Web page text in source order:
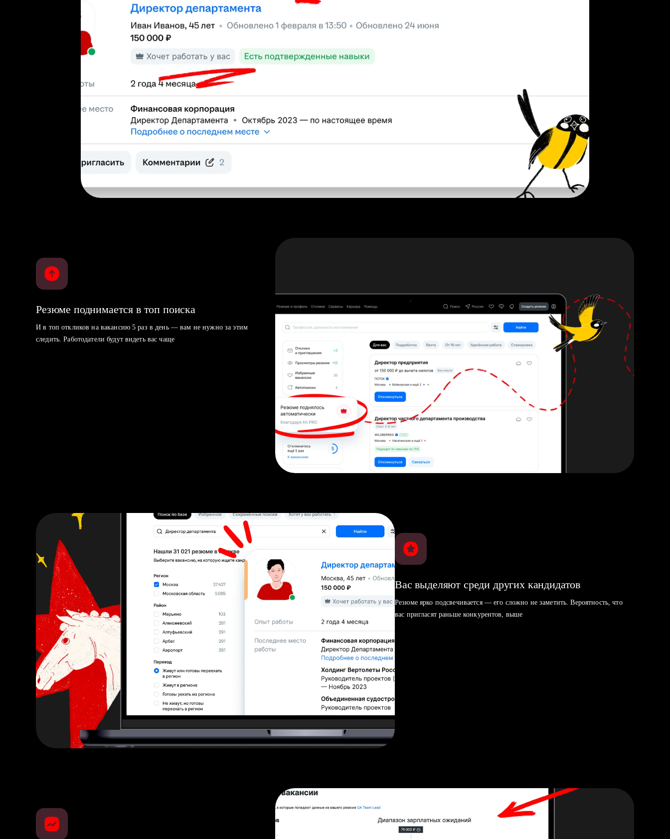
Резюме поднимается в топ поиска
И в топ откликов на вакансию 5 раз в день — вам не нужно за этим
следить. Работодатели будут видеть вас чаще
Вас выделяют среди других кандидатов
Резюме ярко подсвечивается — его сложно не заметить. Вероятность, что
вас пригласят раньше конкурентов, выше